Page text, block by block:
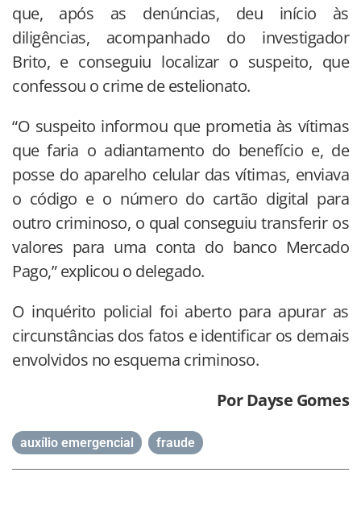
que, após as denúncias, deu início às
diligências, acompanhado do investigador
Brito, e conseguiu localizar o suspeito, que
confessou o crime de estelionato.
“O suspeito informou que prometia às vítimas
que faria o adiantamento do benefício e, de
posse do aparelho celular das vítimas, enviava
o código e o número do cartão digital para
outro criminoso, o qual conseguiu transferir os
valores para uma conta do banco Mercado
Pago,” explicou o delegado.
O inquérito policial foi aberto para apurar as
circunstâncias dos fatos e identificar os demais
envolvidos no esquema criminoso.
Por Dayse Gomes
auxílio emergencial fraude